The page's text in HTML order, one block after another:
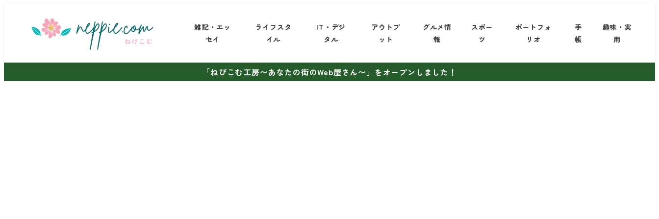
ン
テ
雑記・エッ
セイ
ライフスタ
イル
IT・デジ
タル
アウトプ
ット
グルメ情
報
スポー
ツ
ポートフォ
リオ
手
帳
趣味・実
用
「ねぴこむ工房〜あなたの街のWeb屋さん〜」をオープンしました！